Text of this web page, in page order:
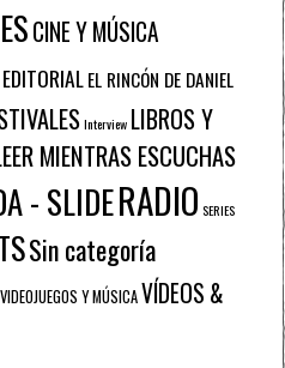
CINE Y MÚSICA
EDITORIALEL RINCÓN DE DANIEL
Interview LIBROS Y
MIENTRAS ESCUCHAS
- SLIDERADIO SERIES
Sin categoría
VIDEOJUEGOS Y MÚSICAVÍDEOS &